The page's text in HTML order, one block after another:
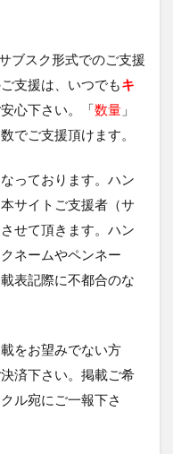
ブスク形式でのご支援
支援は、いつでもキ
心下さい。「数量 」
でご支援頂けます。
なっております。ハン
サイトご支援者（サ
せて頂きます。ハン
ネームやペンネー
表記際に不都合のな
をお望みでない方
済下さい。掲載ご希
ル宛にご一報下さ